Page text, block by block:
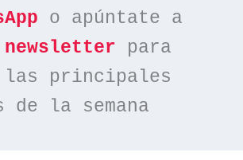
o apúntate a
newsletter para
principales
la semana